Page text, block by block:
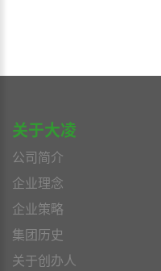
关于大凌
公司简介
企业理念
企业策略
集团历史
关于创办人